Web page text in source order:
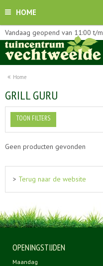
HOME
Home
Vandaag geopend van 11:00 t/m
GRILL GURU
TOON FILTERS
Geen producten gevonden
> Terug naar de website
OPENINGSTIJDEN
Maandag